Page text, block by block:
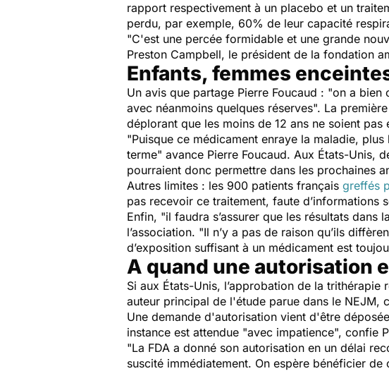
rapport respectivement à un placebo et un
perdu, par exemple, 60% de leur capacité
"C'est une percée formidable et une grande
Preston Campbell, le président de la fondation
Enfants, femmes
Un avis que partage Pierre Foucaud : "on a bien
avec néanmoins quelques réserves". La
déplorant que les moins de 12 ans ne soient pas
"Puisque ce médicament enraye la maladie,
terme" avance Pierre Foucaud. Aux États-Unis,
pourraient donc permettre dans les prochaines
Autres limites : les 900 patients français greffés
pas recevoir ce traitement, faute d’informations
Enfin, "il faudra s’assurer que les résultats dans
l’association. "Il n’y a pas de raison qu’ils
d’exposition suffisant à un médicament est
A quand une autorisation
Si aux États-Unis, l’approbation de la trithérapie
auteur principal de l'étude parue dans le NEJM,
Une demande d'autorisation vient d'être
instance est attendue "avec impatience", confie
"La FDA a donné son autorisation en un délai
suscité immédiatement. On espère bénéficier